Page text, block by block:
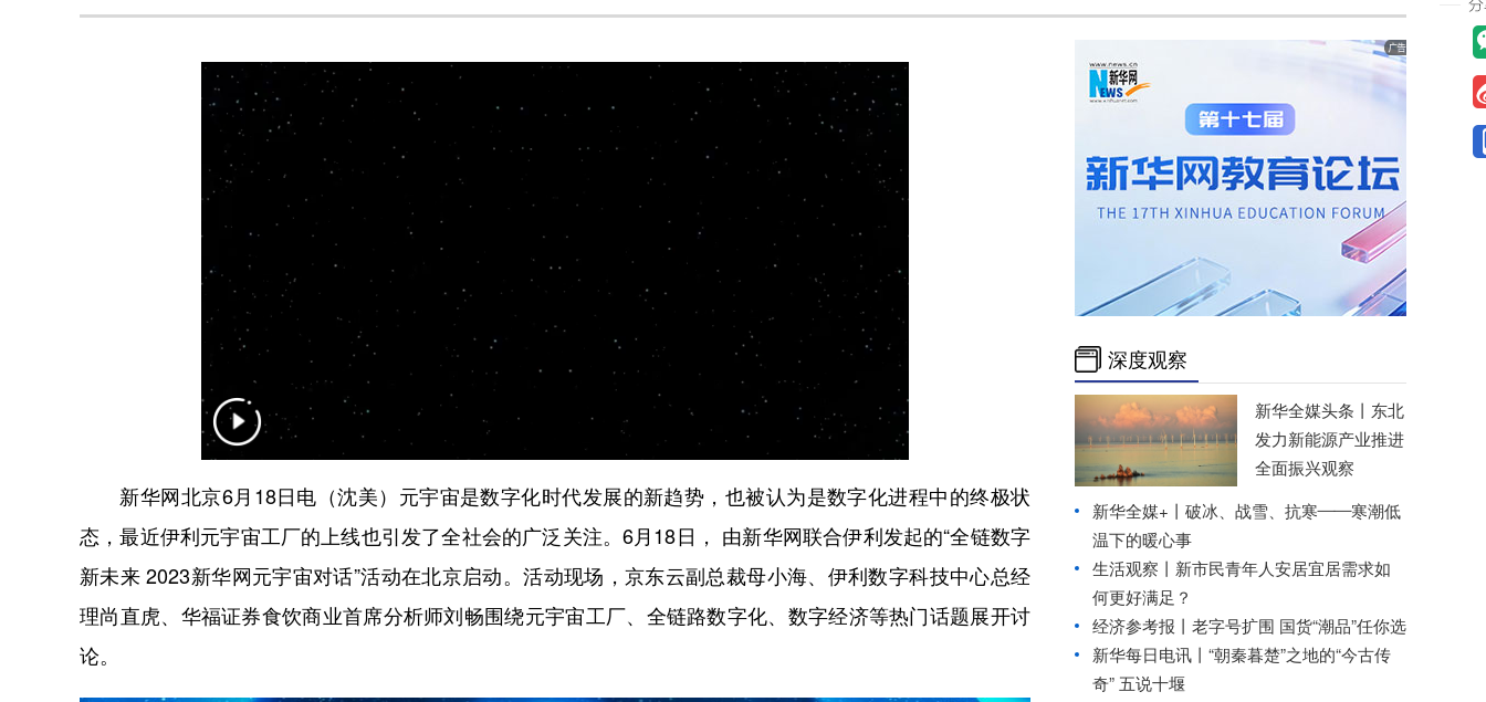
新华网北京6月18日电（沈美）元宇宙是数字化时代发展的新趋势，也被认为是数字化进程中的终极状
态，最近伊利元宇宙工厂的上线也引发了全社会的广泛关注。6月18日， 由新华网联合伊利发起的“全链数字
新未来 2023新华网元宇宙对话”活动在北京启动。活动现场，京东云副总裁母小海、伊利数字科技中心总经
理尚直虎、华福证券食饮商业首席分析师刘畅围绕元宇宙工厂、全链路数字化、数字经济等热门话题展开讨
论。
深度观察
新华全媒头条丨 东北
发力新能源产业推进
全面振兴观察
新华全媒+丨 破冰、战雪、抗寒——寒潮低
温下的暖心事
生活观察丨新市民青年人安居宜居需求如
何更好满足？
经济参考报丨 老字号扩围 国货“潮品”任你选
新华每日电讯丨 “朝秦暮楚”之地的“今古传
奇” 五说十堰